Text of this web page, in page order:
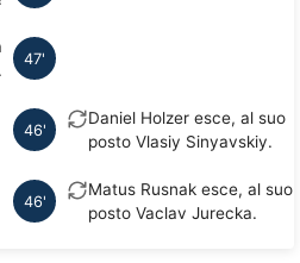
47'
46'
Daniel Holzer esce, al suo
posto Vlasiy Sinyavskiy.
46'
Matus Rusnak esce, al suo
posto Vaclav Jurecka.